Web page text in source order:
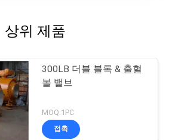
상위 제품
300LB 더블 블록 & 출혈
볼 밸브
MOQ:1PC
접촉